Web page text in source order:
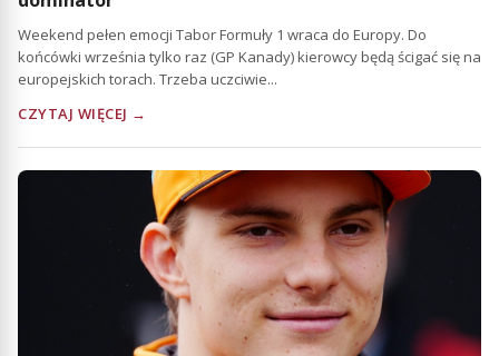
Weekend pełen emocji Tabor Formuły 1 wraca do Europy. Do
końcówki września tylko raz (GP Kanady) kierowcy będą ścigać się na
europejskich torach. Trzeba uczciwie...
CZYTAJ WIĘCEJ →